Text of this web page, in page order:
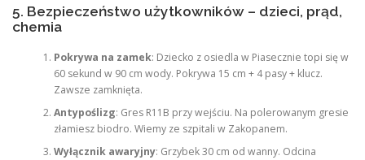
5. Bezpieczeństwo użytkowników – dzieci, prąd,
chemia
Pokrywa na zamek: Dziecko z osiedla w Piasecznie topi się w
60 sekund w 90 cm wody. Pokrywa 15 cm + 4 pasy + klucz.
Zawsze zamknięta.
Antypoślizg: Gres R11B przy wejściu. Na polerowanym gresie
złamiesz biodro. Wiemy ze szpitali w Zakopanem.
Wyłącznik awaryjny: Grzybek 30 cm od wanny. Odcina